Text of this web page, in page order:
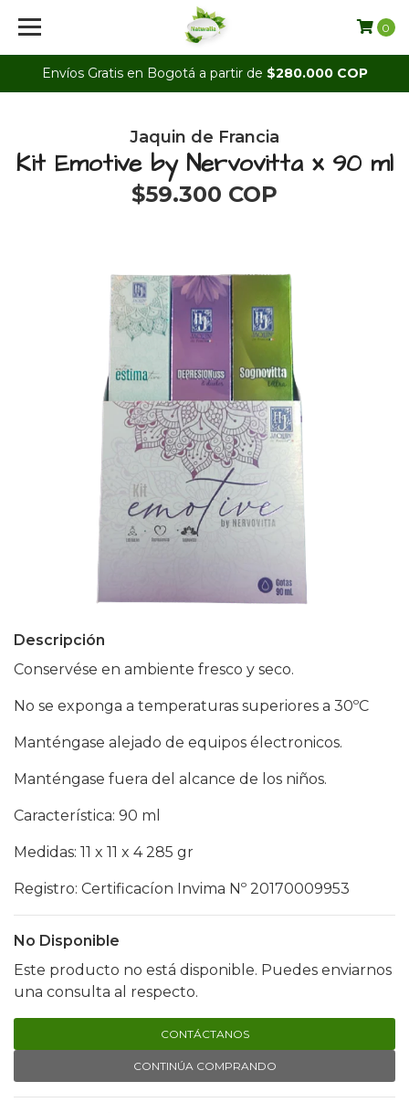
Envíos Gratis en Bogotá a partir de $280.000 COP
0
Jaquin de Francia
Kit Emotive by Nervovitta x 90 ml
$59.300 COP
Descripción
Conservése en ambiente fresco y seco.
No se exponga a temperaturas superiores a 30ºC
Manténgase alejado de equipos électronicos.
Manténgase fuera del alcance de los niños.
Característica: 90 ml
Medidas: 11 x 11 x 4 285 gr
Registro: Certificacíon Invima Nº 20170009953
No Disponible
Este producto no está disponible. Puedes enviarnos
una consulta al respecto.
CONTÁCTANOS
CONTINÚA COMPRANDO